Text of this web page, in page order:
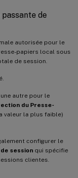
de
autorisée pour le
papiers local sous
de session.
autre pour le
du Presse-
valeur la plus faible)
configurer le
session qui spécifie
clientes.